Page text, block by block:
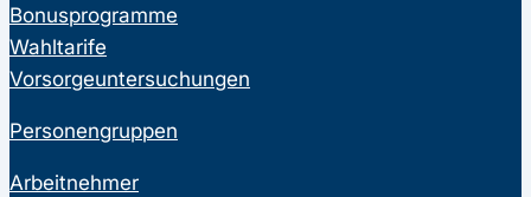
Bonusprogramme
Wahltarife
Vorsorgeuntersuchungen
Personengruppen
Arbeitnehmer